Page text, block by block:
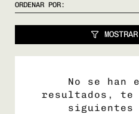
ORDENAR POR:
No se han
resultados, te
siguientes